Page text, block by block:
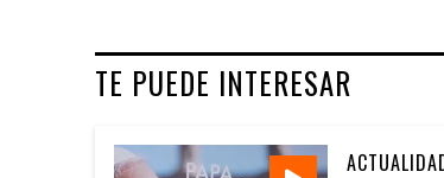
TE PUEDE INTERESAR